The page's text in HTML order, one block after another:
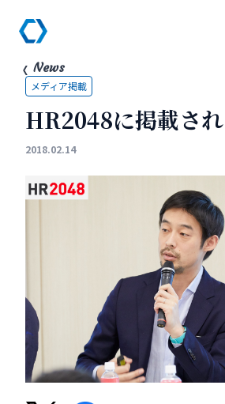
News
メディア掲載
HR2048に掲載さ
2018.02.14